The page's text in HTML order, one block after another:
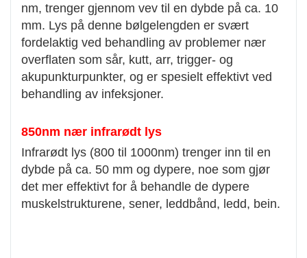
nm, trenger gjennom vev til en dybde på ca. 10
mm. Lys på denne bølgelengden er svært
fordelaktig ved behandling av problemer nær
overflaten som sår, kutt, arr, trigger- og
akupunkturpunkter, og er spesielt effektivt ved
behandling av infeksjoner.
850nm nær infrarødt lys
Infrarødt lys (800 til 1000nm) trenger inn til en
dybde på ca. 50 mm og dypere, noe som gjør
det mer effektivt for å behandle de dypere
muskelstrukturene, sener, leddbånd, ledd, bein.